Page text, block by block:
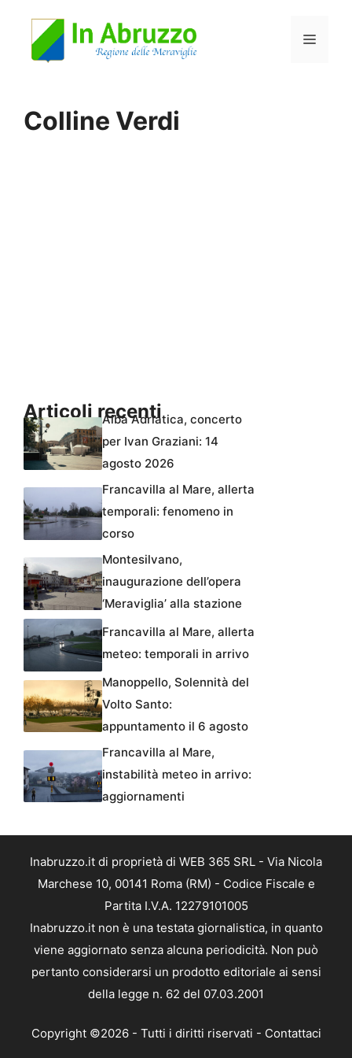
Menu
Colline Verdi
Articoli recentiAlba Adriatica, concerto
per Ivan Graziani: 14
agosto 2026
Francavilla al Mare, allerta
temporali: fenomeno in
corso
Montesilvano,
inaugurazione dell’opera
‘Meraviglia’ alla stazione
Francavilla al Mare, allerta
meteo: temporali in arrivo
Manoppello, Solennità del
Volto Santo:
appuntamento il 6 agosto
Francavilla al Mare,
instabilità meteo in arrivo:
aggiornamenti
Inabruzzo.it di proprietà di WEB 365 SRL - Via Nicola
Marchese 10, 00141 Roma (RM) - Codice Fiscale e
Partita I.V.A. 12279101005
Inabruzzo.it non è una testata giornalistica, in quanto
viene aggiornato senza alcuna periodicità. Non può
pertanto considerarsi un prodotto editoriale ai sensi
della legge n. 62 del 07.03.2001
Copyright ©2026 - Tutti i diritti riservati - Contattaci